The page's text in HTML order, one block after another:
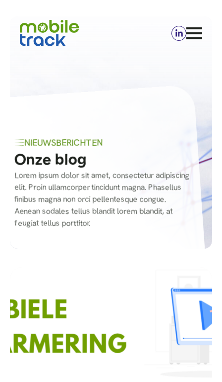
NIEUWSBERICHTEN
Onze blog
Lorem ipsum dolor sit amet, consectetur adipiscing
elit. Proin ullamcorper tincidunt magna. Phasellus
finibus magna non orci pellentesque congue.
Aenean sodales tellus blandit lorem blandit, at
feugiat tellus porttitor.